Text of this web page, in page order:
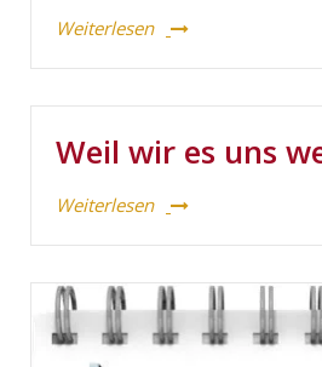
Weiterlesen
Weil wir es uns
Weiterlesen